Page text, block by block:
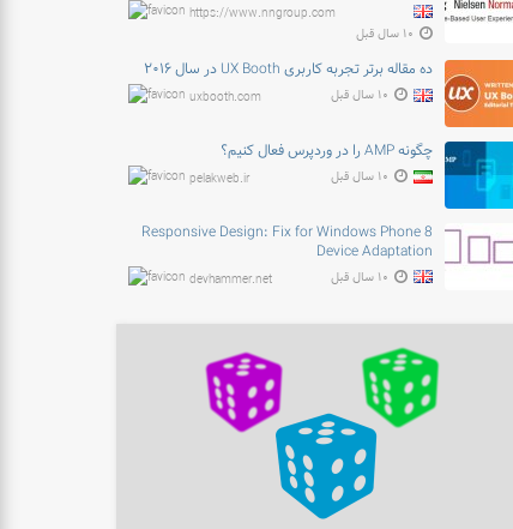
https://www.nngroup.com
۱۰ سال قبل
ده مقاله برتر تجربه کاربری UX Booth در سال ۲۰۱۶
uxbooth.com ۱۰ سال قبل
چگونه AMP را در وردپرس فعال کنیم؟
pelakweb.ir ۱۰ سال قبل
Responsive Design: Fix for Windows Phone 8
Device Adaptation
devhammer.net ۱۰ سال قبل